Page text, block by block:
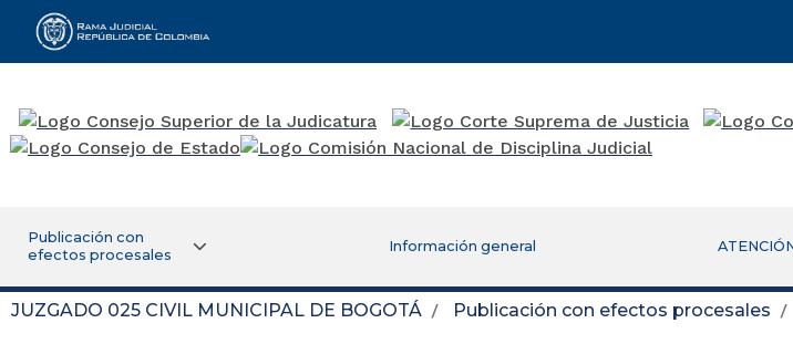
Rama Judicial
Publicación con
efectos procesales
Información general
JUZGADO 025 CIVIL MUNICIPAL DE BOGOTÁ Publicación con efectos procesales